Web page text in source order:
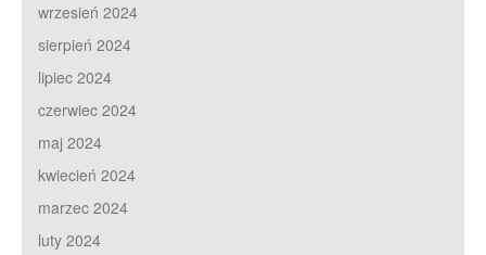
wrzesień 2024
sierpień 2024
lipiec 2024
czerwiec 2024
maj 2024
kwiecień 2024
marzec 2024
luty 2024